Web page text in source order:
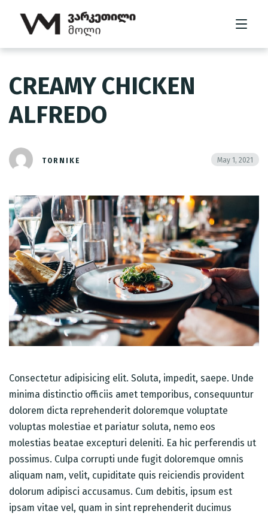
მთავარი
მოლის შესახებ
კონტაქტი
CREAMY CHICKEN
ALFREDO
TORNIKE May 1, 2021
Consectetur adipisicing elit. Soluta, impedit, saepe. Unde
minima distinctio officiis amet temporibus, consequuntur
dolorem dicta reprehenderit doloremque voluptate
voluptas molestiae et pariatur soluta, nemo eos
molestias beatae excepturi deleniti. Ea hic perferendis ut
possimus. Culpa corrupti unde fugit doloremque omnis
aliquam nam, velit, cupiditate quis reiciendis provident
dolorum adipisci accusamus. Cum debitis, ipsum est
ipsam vitae vel, quam in sint reprehenderit ducimus